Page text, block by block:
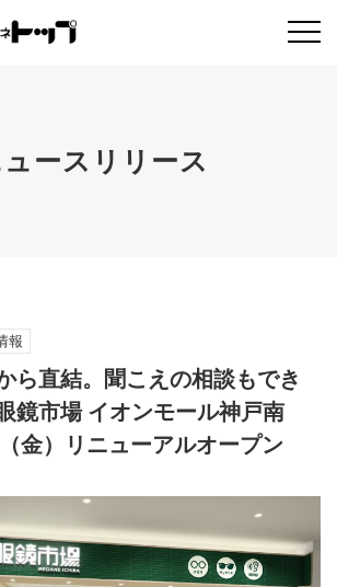
ースリリース
報
ら直結。聞こえの相談もでき
鏡市場 イオンモール神戸南
金）リニューアルオープン